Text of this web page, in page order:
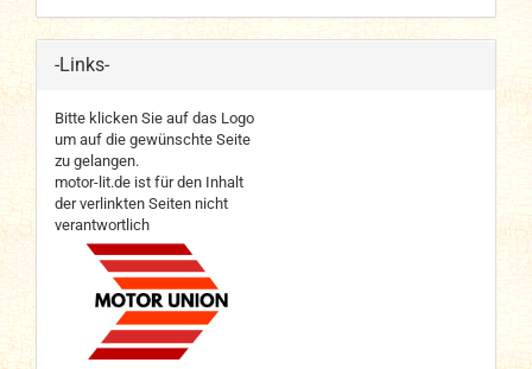
-Links-
Bitte klicken Sie auf das Logo
um auf die gewünschte Seite
zu gelangen.
motor-lit.de ist für den Inhalt
der verlinkten Seiten nicht
verantwortlich